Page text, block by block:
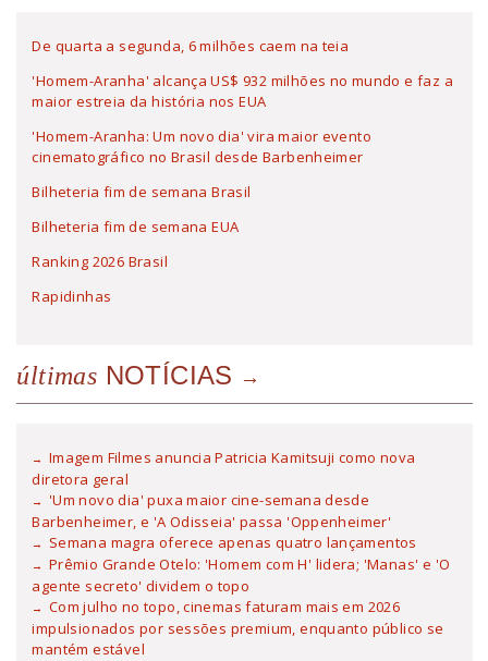
De quarta a segunda, 6 milhões caem na teia
'Homem-Aranha' alcança US$ 932 milhões no mundo e faz a
maior estreia da história nos EUA
'Homem-Aranha: Um novo dia' vira maior evento
cinematográfico no Brasil desde Barbenheimer
Bilheteria fim de semana Brasil
Bilheteria fim de semana EUA
Ranking 2026 Brasil
Rapidinhas
últimas NOTÍCIAS
Imagem Filmes anuncia Patricia Kamitsuji como nova
diretora geral
'Um novo dia' puxa maior cine-semana desde
Barbenheimer, e 'A Odisseia' passa 'Oppenheimer'
Semana magra oferece apenas quatro lançamentos
Prêmio Grande Otelo: 'Homem com H' lidera; 'Manas' e 'O
agente secreto' dividem o topo
Com julho no topo, cinemas faturam mais em 2026
impulsionados por sessões premium, enquanto público se
mantém estável